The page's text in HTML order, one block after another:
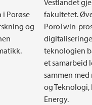
Porøse
og
Vestlandet
fakultetet.
PoroTwin-
teknologien
et samarbeid
sammen
og Teknologi,
Energy.